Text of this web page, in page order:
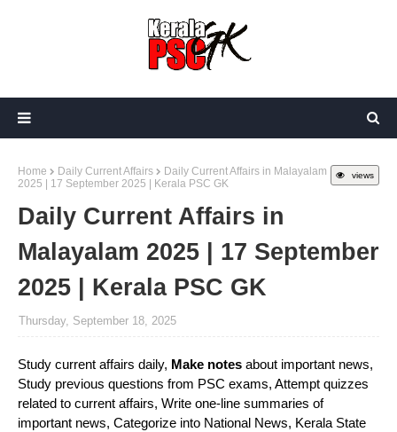
views
Home Daily Current Affairs
Daily Current Affairs in Malayalam
2025 | 17 September 2025 | Kerala PSC GK
Daily Current Affairs in
Malayalam 2025 | 17 September
2025 | Kerala PSC GK
Thursday, September 18, 2025
Study current affairs daily, Make notes about important news,
Study previous questions from PSC exams, Attempt quizzes
related to current affairs, Write one-line summaries of
important news, Categorize into National News, Kerala State